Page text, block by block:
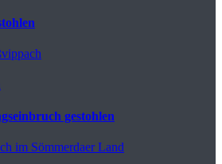
gestohlen
im Sömmerdaer Land